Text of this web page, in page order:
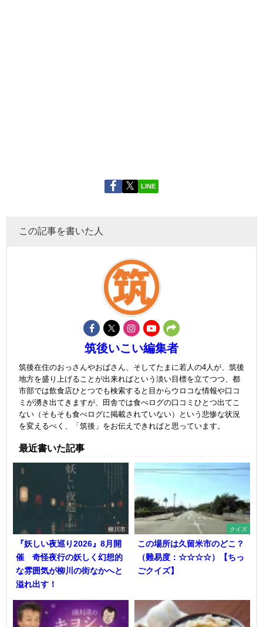
LINE
この記事を書いた人
筑後いこい編集者
筑後在住のおっさんやおばさん、そしてたまに若人の4人が、筑後
地方を盛り上げることが出来ればという淡い目標を立てつつ、都
市部では飲食店ひとつでも検索すると目からウロコな情報や口コ
ミが湧き出てきますが、田舎では食べログの口コミひとつ出てこ
ない（そもそも食べログに掲載されていない）という悲惨な状況
を変えるべく、「筑後」をお伝えできればと思っています。
最近書いた記事
柳川市
『妖しい夜巡り2026』8月開
催 奇怪夜行の妖しく幻想的
な雰囲気が柳川の街なかへと
溢れ出す！
クイズ
この場所は久留米市のどこ？
（難易度：☆☆☆☆）【ちっ
ごクイズ】